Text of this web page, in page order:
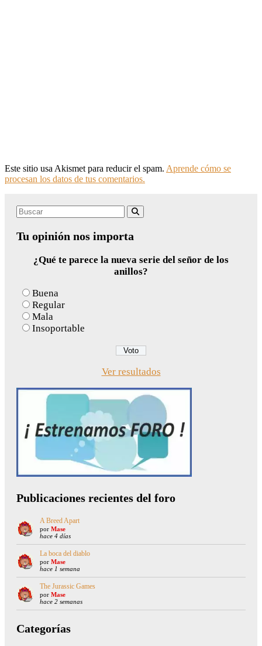
Este sitio usa Akismet para reducir el spam. Aprende cómo se
procesan los datos de tus comentarios.
Search
Tu opinión nos importa
¿Qué te parece la nueva serie del señor de los
anillos?
Buena
Regular
Mala
Insoportable
Ver resultados
Publicaciones recientes del foro
A Breed Apart
por Mase
hace 4 días
La boca del diablo
por Mase
hace 1 semana
The Jurassic Games
por Mase
hace 2 semanas
Categorías